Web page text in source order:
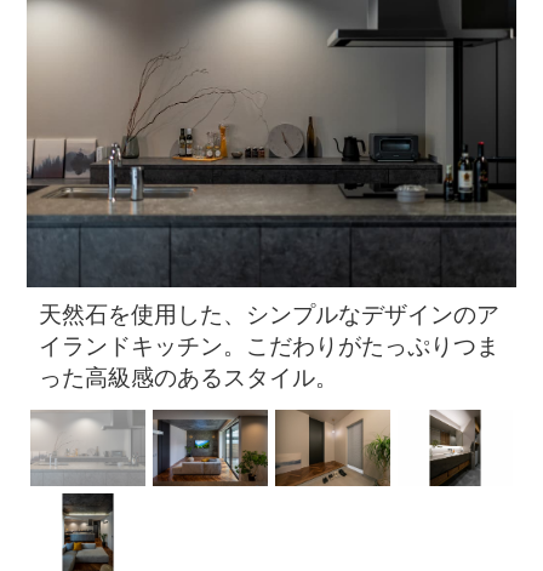
天然石を使用した、シンプルなデザインのア
イランドキッチン。こだわりがたっぷりつま
った高級感のあるスタイル。